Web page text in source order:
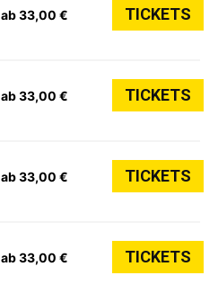
ab 33,00 € TICKETS
ab 33,00 € TICKETS
ab 33,00 € TICKETS
ab 33,00 € TICKETS